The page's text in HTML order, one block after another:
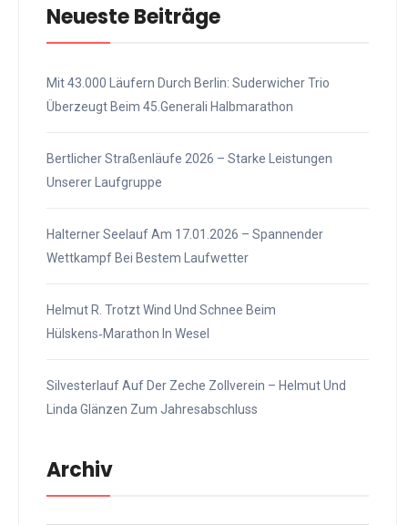
Neueste Beiträge
Mit 43.000 Läufern Durch Berlin: Suderwicher Trio
Überzeugt Beim 45.Generali Halbmarathon
Bertlicher Straßenläufe 2026 – Starke Leistungen
Unserer Laufgruppe
Halterner Seelauf Am 17.01.2026 – Spannender
Wettkampf Bei Bestem Laufwetter
Helmut R. Trotzt Wind Und Schnee Beim
Hülskens‑Marathon In Wesel
Silvesterlauf Auf Der Zeche Zollverein – Helmut Und
Linda Glänzen Zum Jahresabschluss
Archiv